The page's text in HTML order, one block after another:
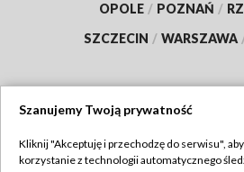
OPOLE / POZNAŃ /
SZCZECIN / WARSZAWA
TVP
Szanujemy Twoją prywatność
Kliknij "Akceptuję i przechodzę do serwisu",
korzystanie z technologii automatycznego